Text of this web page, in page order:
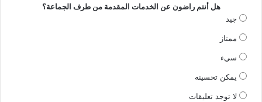
هل أنتم راضون عن الخدمات المقدمة من طرف الجماعة؟
جيد
ممتاز
سيء
يمكن تحسينه
لا توجد تعليقات